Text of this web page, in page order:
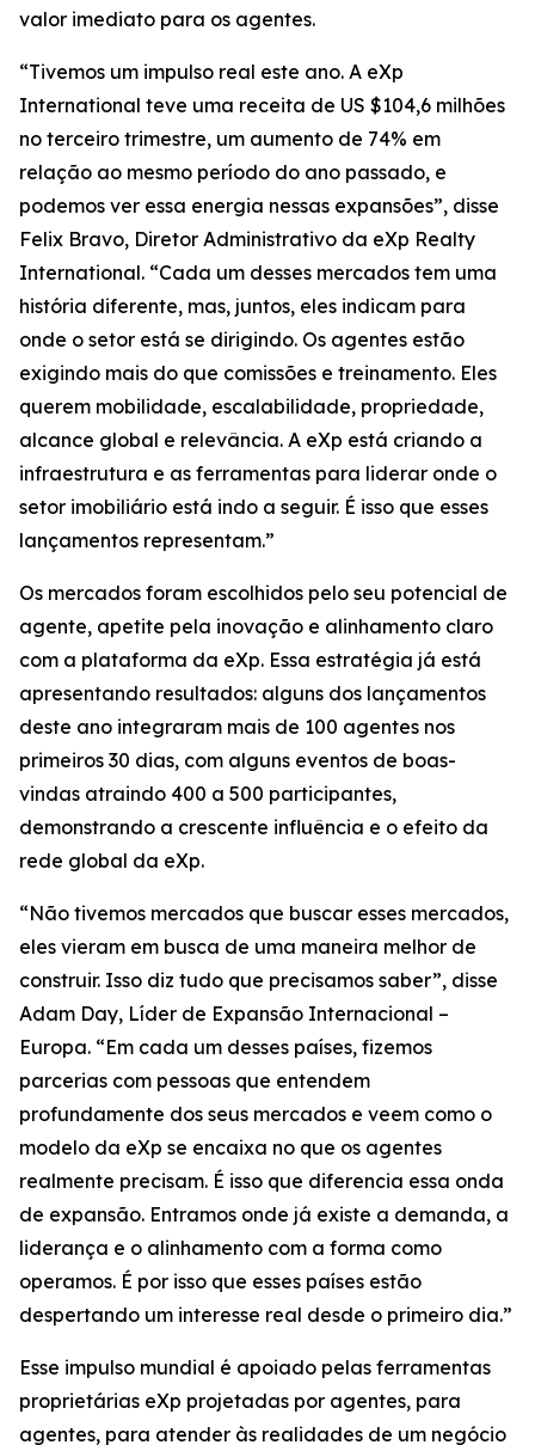
valor imediato para os agentes.
“Tivemos um impulso real este ano. A eXp
International teve uma receita de US $104,6 milhões
no terceiro trimestre, um aumento de 74% em
relação ao mesmo período do ano passado, e
podemos ver essa energia nessas expansões”, disse
Felix Bravo, Diretor Administrativo da eXp Realty
International. “Cada um desses mercados tem uma
história diferente, mas, juntos, eles indicam para
onde o setor está se dirigindo. Os agentes estão
exigindo mais do que comissões e treinamento. Eles
querem mobilidade, escalabilidade, propriedade,
alcance global e relevância. A eXp está criando a
infraestrutura e as ferramentas para liderar onde o
setor imobiliário está indo a seguir. É isso que esses
lançamentos representam.”
Os mercados foram escolhidos pelo seu potencial de
agente, apetite pela inovação e alinhamento claro
com a plataforma da eXp. Essa estratégia já está
apresentando resultados: alguns dos lançamentos
deste ano integraram mais de 100 agentes nos
primeiros 30 dias, com alguns eventos de boas-
vindas atraindo 400 a 500 participantes,
demonstrando a crescente influência e o efeito da
rede global da eXp.
“Não tivemos mercados que buscar esses mercados,
eles vieram em busca de uma maneira melhor de
construir. Isso diz tudo que precisamos saber”, disse
Adam Day, Líder de Expansão Internacional –
Europa. “Em cada um desses países, fizemos
parcerias com pessoas que entendem
profundamente dos seus mercados e veem como o
modelo da eXp se encaixa no que os agentes
realmente precisam. É isso que diferencia essa onda
de expansão. Entramos onde já existe a demanda, a
liderança e o alinhamento com a forma como
operamos. É por isso que esses países estão
despertando um interesse real desde o primeiro dia.”
Esse impulso mundial é apoiado pelas ferramentas
proprietárias eXp projetadas por agentes, para
agentes, para atender às realidades de um negócio